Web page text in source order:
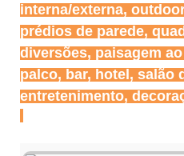
interna/externa,
prédios de parede,
diversões, paisagem
palco, bar, hotel, salão